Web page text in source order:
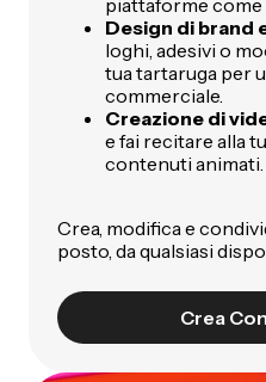
piattaforme come
Design di brand
loghi, adesivi o
tua tartaruga per
commerciale.
Creazione di
e fai recitare alla
contenuti animati.
Crea, modifica e
posto, da qualsiasi
Crea